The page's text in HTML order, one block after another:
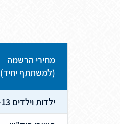
מחירי הרשמה
(למשתתף יחיד)
ילדות וילדים 8-13